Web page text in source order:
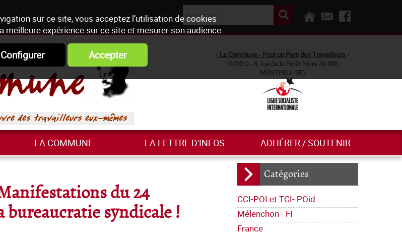
sur ce site, vous acceptez l’utilisation de cookies
meilleure expérience sur ce site et mesurer son audience.
Configurer Accepter - La Commune - Pour un Parti des Travailleurs -
(ADIDO - 8, rue de la Forêt Noire 34 080
MONTPELLIER)
LA COMMUNE LA LETTRE D'INFOS ADHÉRER / SOUTENIR
Catégories
CCI-POI et TCI- POid
Mélenchon - FI
France
du 24
bureaucratie syndicale !